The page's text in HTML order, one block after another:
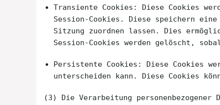
Transiente Cookies: Diese Cookies
Session-Cookies. Diese speichern
Sitzung zuordnen lassen. Dies
Session-Cookies werden gelöscht,
Persistente Cookies: Diese Cookies
unterscheiden kann. Diese Cookies
(3) Die Verarbeitung